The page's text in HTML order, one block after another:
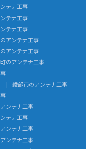
テナ工事
テナ工事
テナ工事
アンテナ工事
アンテナ工事
のアンテナ工事
綾部市のアンテナ工事
ンテナ工事
テナ工事
ンテナ工事
ンテナ工事